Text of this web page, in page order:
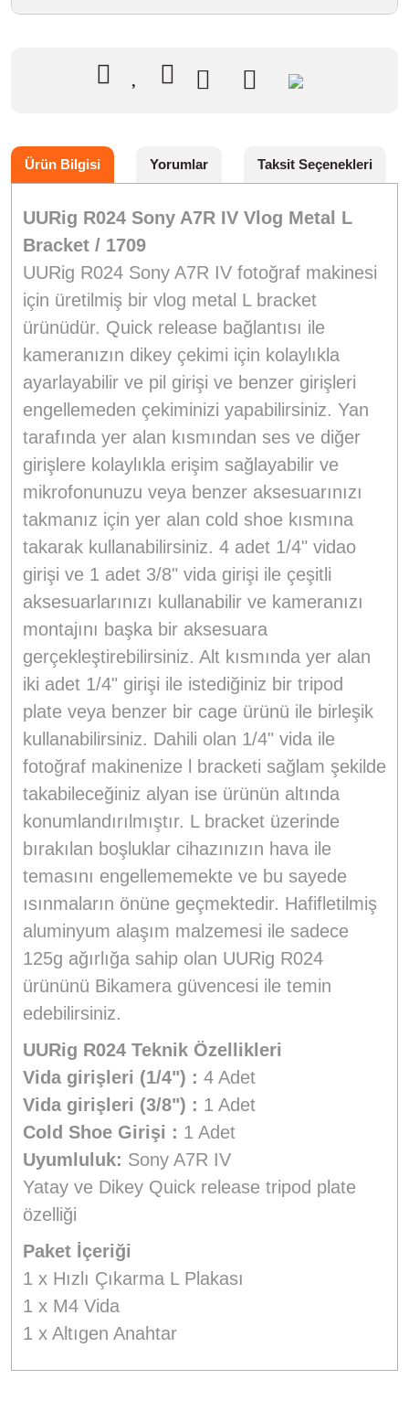
Ürün Bilgisi Yorumlar Taksit Seçenekleri
UURig R024 Sony A7R IV Vlog Metal L
Bracket / 1709
UURig R024 Sony A7R IV fotoğraf makinesi
için üretilmiş bir vlog metal L bracket
ürünüdür. Quick release bağlantısı ile
kameranızın dikey çekimi için kolaylıkla
ayarlayabilir ve pil girişi ve benzer girişleri
engellemeden çekiminizi yapabilirsiniz. Yan
tarafında yer alan kısmından ses ve diğer
girişlere kolaylıkla erişim sağlayabilir ve
mikrofonunuzu veya benzer aksesuarınızı
takmanız için yer alan cold shoe kısmına
takarak kullanabilirsiniz. 4 adet 1/4" vidao
girişi ve 1 adet 3/8" vida girişi ile çeşitli
aksesuarlarınızı kullanabilir ve kameranızı
montajını başka bir aksesuara
gerçekleştirebilirsiniz. Alt kısmında yer alan
iki adet 1/4" girişi ile istediğiniz bir tripod
plate veya benzer bir cage ürünü ile birleşik
kullanabilirsiniz. Dahili olan 1/4" vida ile
fotoğraf makinenize l bracketi sağlam şekilde
takabileceğiniz alyan ise ürünün altında
konumlandırılmıştır. L bracket üzerinde
bırakılan boşluklar cihazınızın hava ile
temasını engellememekte ve bu sayede
ısınmaların önüne geçmektedir. Hafifletilmiş
aluminyum alaşım malzemesi ile sadece
125g ağırlığa sahip olan UURig R024
ürününü Bikamera güvencesi ile temin
edebilirsiniz.
UURig R024 Teknik Özellikleri
Vida girişleri (1/4") : 4 Adet
Vida girişleri (3/8") : 1 Adet
Cold Shoe Girişi : 1 Adet
Uyumluluk: Sony A7R IV
Yatay ve Dikey Quick release tripod plate
özelliği
Paket İçeriği
1 x Hızlı Çıkarma L Plakası
1 x M4 Vida
1 x Altıgen Anahtar